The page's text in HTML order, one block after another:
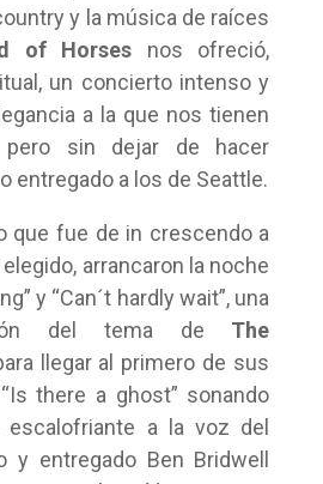
y la música de raíces
of Horses nos ofreció,
un concierto intenso y
a la que nos tienen
pero sin dejar de hacer
entregado a los de Seattle.
que fue de in crescendo a
arrancaron la noche
y “Can´t hardly wait”, una
del tema de The
llegar al primero de sus
there a ghost” sonando
escalofriante a la voz del
y entregado Ben Bridwell